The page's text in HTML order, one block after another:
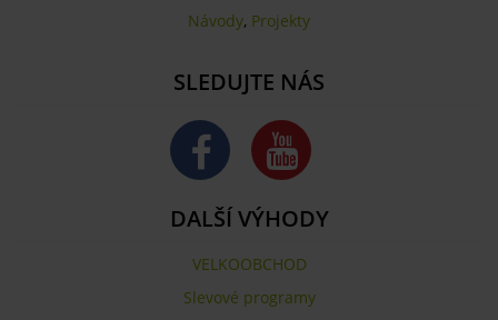
Návody, Projekty
SLEDUJTE NÁS
DALŠÍ VÝHODY
VELKOOBCHOD
Slevové programy